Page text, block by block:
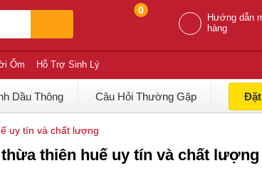
0
Hướng dẫn
hàng
Ốm Hỗ Trợ Sinh Lý
Dầu Thông Câu Hỏi Thường Gặp
uy tín và chất lượng
thiên huế uy tín và chất lượng